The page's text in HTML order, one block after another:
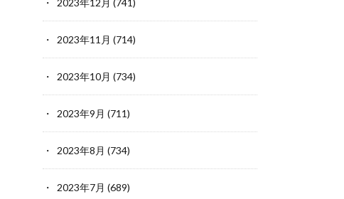
2023年12月 (741)
2023年11月 (714)
2023年10月 (734)
2023年9月 (711)
2023年8月 (734)
2023年7月 (689)